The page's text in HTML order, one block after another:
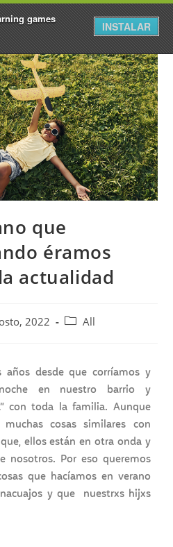
games
INSTALAR
que
éramos
actualidad
2022 All
años desde que corríamos y
en nuestro barrio y
con toda la familia. Aunque
cosas similares con
ellos están en otra onda y
nosotros. Por eso queremos
que hacíamos en verano
y que nuestrxs hijxs